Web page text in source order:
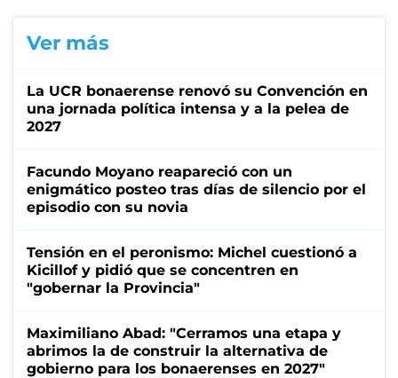
Ver más
La UCR bonaerense renovó su Convención en
una jornada política intensa y a la pelea de
2027
Facundo Moyano reapareció con un
enigmático posteo tras días de silencio por el
episodio con su novia
Tensión en el peronismo: Michel cuestionó a
Kicillof y pidió que se concentren en
"gobernar la Provincia"
Maximiliano Abad: "Cerramos una etapa y
abrimos la de construir la alternativa de
gobierno para los bonaerenses en 2027"